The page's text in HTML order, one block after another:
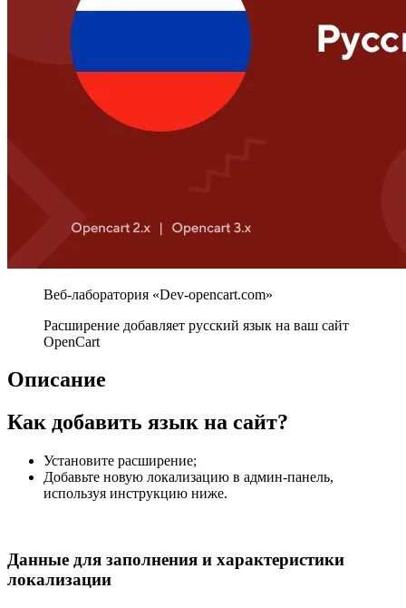
Расширение добавляет русский язык на ваш сайт
OpenCart
Описание
Как добавить язык на сайт?
Установите расширение;
Добавьте новую локализацию в админ-панель,
используя инструкцию ниже.
Данные для заполнения и характеристики
локализации